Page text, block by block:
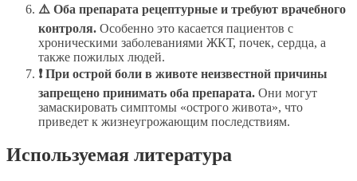
⚠️ Оба препарата рецептурные и требуют врачебного
контроля. Особенно это касается пациентов с
хроническими заболеваниями ЖКТ, почек, сердца, а
также пожилых людей.
❗ При острой боли в животе неизвестной причины
запрещено принимать оба препарата. Они могут
замаскировать симптомы «острого живота», что
приведет к жизнеугрожающим последствиям.
Используемая литература